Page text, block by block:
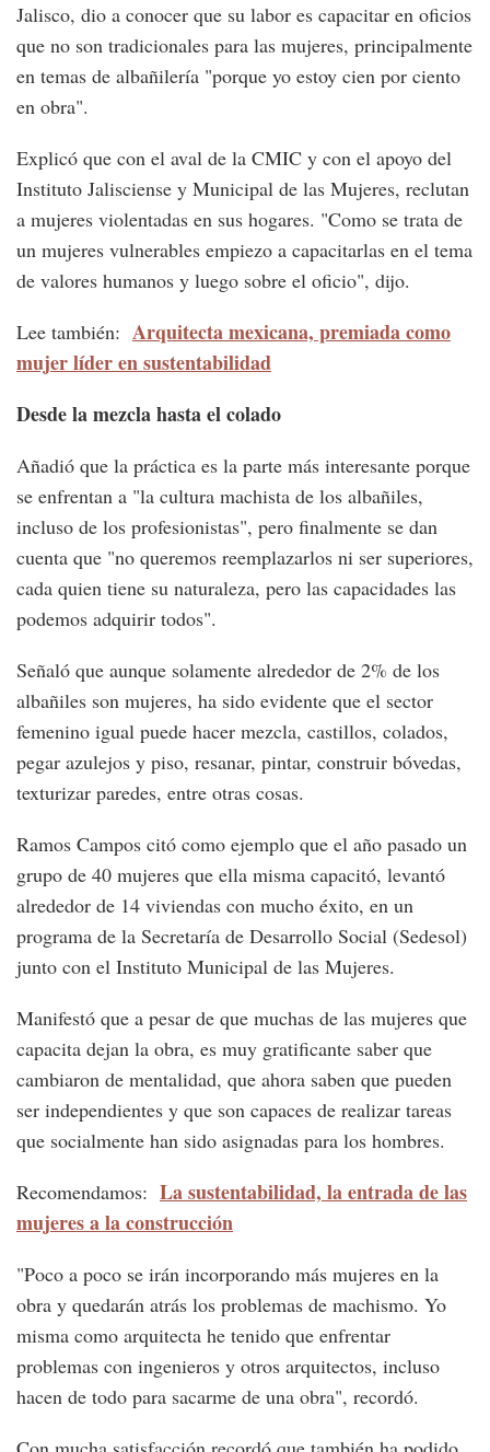
Jalisco, dio a conocer que su labor es capacitar en oficios
que no son tradicionales para las mujeres, principalmente
en temas de albañilería "porque yo estoy cien por ciento
en obra".
Explicó que con el aval de la CMIC y con el apoyo del
Instituto Jalisciense y Municipal de las Mujeres, reclutan
a mujeres violentadas en sus hogares. "Como se trata de
un mujeres vulnerables empiezo a capacitarlas en el tema
de valores humanos y luego sobre el oficio", dijo.
Lee también: Arquitecta mexicana, premiada como
mujer líder en sustentabilidad
Desde la mezcla hasta el colado
Añadió que la práctica es la parte más interesante porque
se enfrentan a "la cultura machista de los albañiles,
incluso de los profesionistas", pero finalmente se dan
cuenta que "no queremos reemplazarlos ni ser superiores,
cada quien tiene su naturaleza, pero las capacidades las
podemos adquirir todos".
Señaló que aunque solamente alrededor de 2% de los
albañiles son mujeres, ha sido evidente que el sector
femenino igual puede hacer mezcla, castillos, colados,
pegar azulejos y piso, resanar, pintar, construir bóvedas,
texturizar paredes, entre otras cosas.
Ramos Campos citó como ejemplo que el año pasado un
grupo de 40 mujeres que ella misma capacitó, levantó
alrededor de 14 viviendas con mucho éxito, en un
programa de la Secretaría de Desarrollo Social (Sedesol)
junto con el Instituto Municipal de las Mujeres.
Manifestó que a pesar de que muchas de las mujeres que
capacita dejan la obra, es muy gratificante saber que
cambiaron de mentalidad, que ahora saben que pueden
ser independientes y que son capaces de realizar tareas
que socialmente han sido asignadas para los hombres.
Recomendamos: La sustentabilidad, la entrada de las
mujeres a la construcción
"Poco a poco se irán incorporando más mujeres en la
obra y quedarán atrás los problemas de machismo. Yo
misma como arquitecta he tenido que enfrentar
problemas con ingenieros y otros arquitectos, incluso
hacen de todo para sacarme de una obra", recordó.